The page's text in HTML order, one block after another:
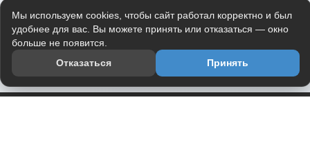
Мы используем cookies, чтобы сайт работал корректно и был
удобнее для вас. Вы можете принять или отказаться — окно
больше не появится.
Отказаться
Принять